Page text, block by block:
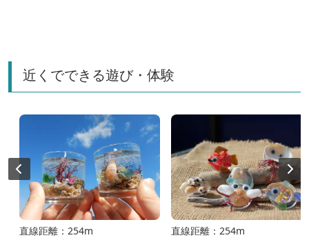
近くでできる遊び・体験
直線距離：254m 直線距離：254m